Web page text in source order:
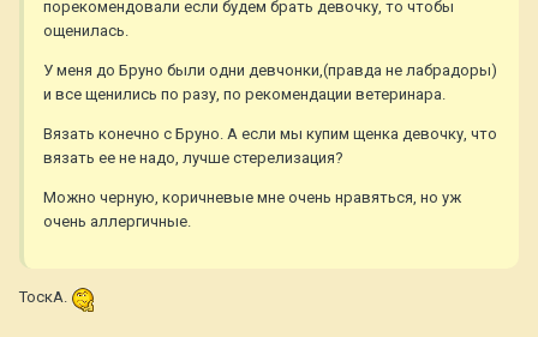
порекомендовали если будем брать девочку, то чтобы
ощенилась.
У меня до Бруно были одни девчонки,(правда не лабрадоры)
и все щенились по разу, по рекомендации ветеринара.
Вязать конечно с Бруно. А если мы купим щенка девочку, что
вязать ее не надо, лучше стерелизация?
Можно черную, коричневые мне очень нравяться, но уж
очень аллергичные.
ТоскА.